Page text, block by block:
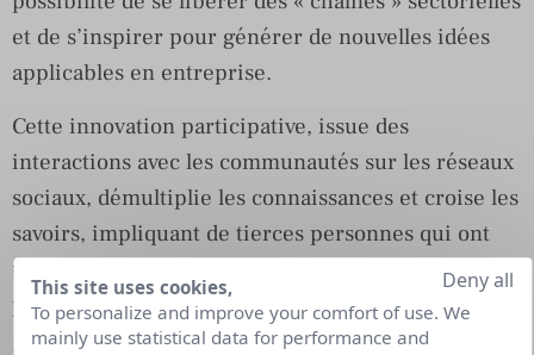
et de s’inspirer pour générer de nouvelles idées
applicables en entreprise.
Cette innovation participative, issue des
interactions avec les communautés sur les réseaux
sociaux, démultiplie les connaissances et croise les
savoirs, impliquant de tierces personnes qui ont
une vision et un regard nouveau sur les
problématiques.
This site uses cookies,
To personalize and improve your comfort of use. We
mainly use statistical data for performance and
Deny all